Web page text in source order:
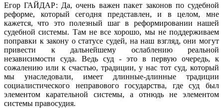
Егор ГАЙДАР: Да, очень важен пакет законов по судебной
реформе, который сегодня представлен, и в целом, мне
кажется, что это полезный шаг в реформировании нашей
судебной системы. Там не все хорошо, мы не поддерживаем
поправки к закону о статусе судей, на наш взгляд, они могут
привести к дальнейшему ослаблению реальной
независимости суда. Ведь суд - это в первую очередь, к
сожалению или к счастью, традиции, у нас тот суд, который
мы унаследовали, имеет длинные-длинные традиции
социалистического неправового государства, где суд был
элементом карательной системы, а отнюдь не элементом
системы правосудия.